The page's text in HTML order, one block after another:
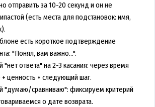
отправить за 10-20 секунд и он не
(есть места для подстановок: имя,
есть короткое подтверждение
"Понял, вам важно...".
"нет ответа" на 2-3 касания: через время
ценность + следующий шаг.
"думаю/сравниваю": фиксируем критерий
о дате возврата.